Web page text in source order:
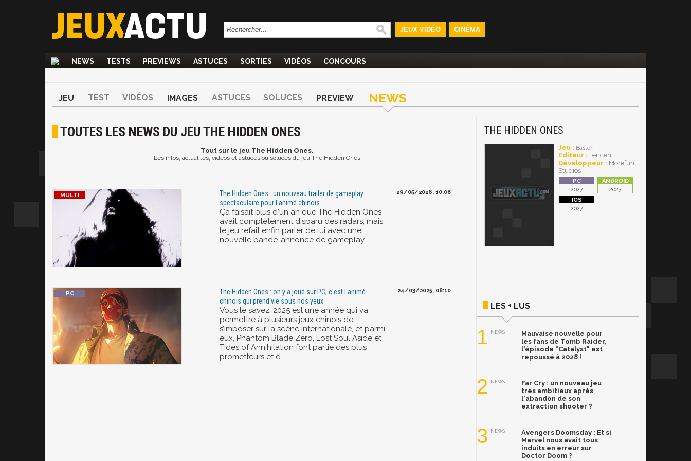
JEUX VIDÉO CINÉMA
NEWS TESTS PREVIEWS ASTUCES SORTIES VIDÉOS CONCOURS
JEU TEST VIDÉOS IMAGES ASTUCES SOLUCES PREVIEW NEWS
TOUTES LES NEWS DU JEU THE HIDDEN ONES
Toutsur le jeu The Hidden Ones.
Les infos, actualités, vidéos et astuces ou soluces du jeu The Hidden Ones
The Hidden Ones : un nouveau trailer de gameplay
spectaculaire pour l'animé chinois
Ça faisait plus d'un an que The Hidden Ones
avait complètement disparu des radars, mais
le jeu refait enfin parler de lui avec une
nouvelle bande-annonce de gameplay.
29/05/2026, 10:08
The Hidden Ones : on y a joué sur PC, c'est l'animé
chinois qui prend vie sous nos yeux
Vous le savez, 2025 est une année qui va
permettre à plusieurs jeux chinois de
s’imposer sur la scène internationale, et parmi
eux, Phantom Blade Zero, Lost Soul Aside et
Tides of Annihilation font partie des plus
prometteurs et d
24/03/2025, 08:10
THE HIDDEN ONES
Jeu : Baston
Editeur : Tencent
Développeur : Morefun
Studios
2027 2027
2027
LES + LUS
1 NEWS
Mauvaise nouvelle pour
les fans de Tomb Raider,
l'épisode "Catalyst" est
repoussé à 2028 !
2 NEWS
Far Cry : un nouveau jeu
très ambitieux après
l'abandon de son
extraction shooter ?
3 NEWS
Avengers Doomsday : Et si
Marvel nous avait tous
induits en erreur sur
Doctor Doom ?